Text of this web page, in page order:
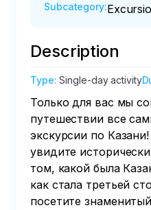
Subcategory:
Description
Type:Single-day activity
Только для вас мы
путешествии все
экскурсии по
увидите
том, какой была
как стала третьей
посетите